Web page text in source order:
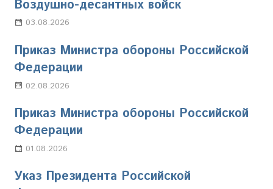
Воздушно-десантных войск
03.08.2026
Приказ Министра обороны Российской
Федерации
02.08.2026
Приказ Министра обороны Российской
Федерации
01.08.2026
Указ Президента Российской